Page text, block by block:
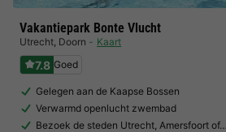
Vakantiepark Bonte Vlucht
Utrecht, Doorn Kaart
7.8 Goed
Gelegen aan de Kaapse Bossen
Verwarmd openlucht zwembad
Bezoek de steden Utrecht, Amersfoort of…